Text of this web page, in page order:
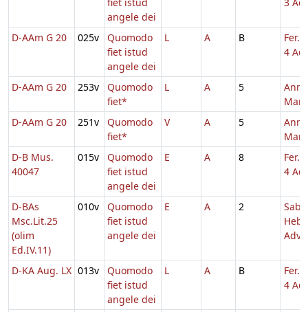
angele dei
D-AAm G 20 025v
Quomodo
fiet istud
angele dei
L A B
Fer.
4
D-AAm G 20 253v
Quomodo
fiet*
L A 5
D-AAm G 20
251v
Quomodo
fiet*
V A 5
D-B Mus.
40047
015v
Quomodo
fiet istud
angele dei
E A 8
Fer.
4
D-BAs
Msc.Lit.25
(olim
Ed.IV.11)
010v
Quomodo
fiet istud
angele dei
E A 2
Adv.
D-KA Aug. LX 013v
Quomodo
fiet istud
angele dei
L A B
Fer.
4